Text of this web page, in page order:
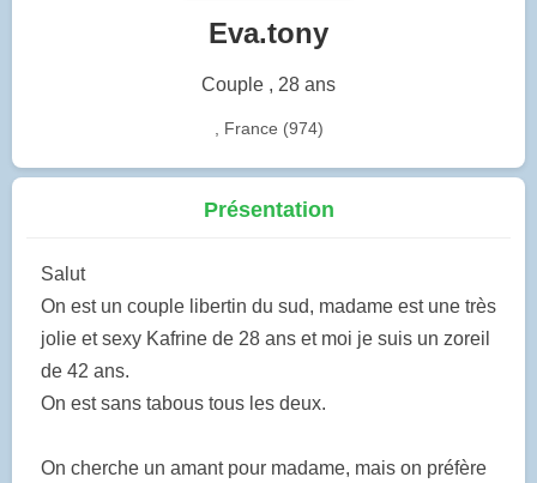
Eva.tony
Couple , 28 ans
, France (974)
Présentation
Salut
On est un couple libertin du sud, madame est une très
jolie et sexy Kafrine de 28 ans et moi je suis un zoreil
de 42 ans.
On est sans tabous tous les deux.
On cherche un amant pour madame, mais on préfère